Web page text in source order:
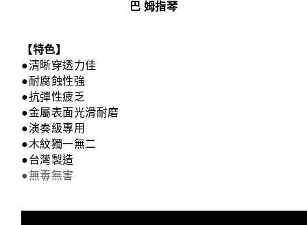
巴 姆指琴
【特色】
●清晰穿透力佳
●耐腐蝕性強
●抗彈性疲乏
●金屬表面光滑耐磨
●演奏級專用
●木紋獨一無二
●台灣製造
●無毒無害